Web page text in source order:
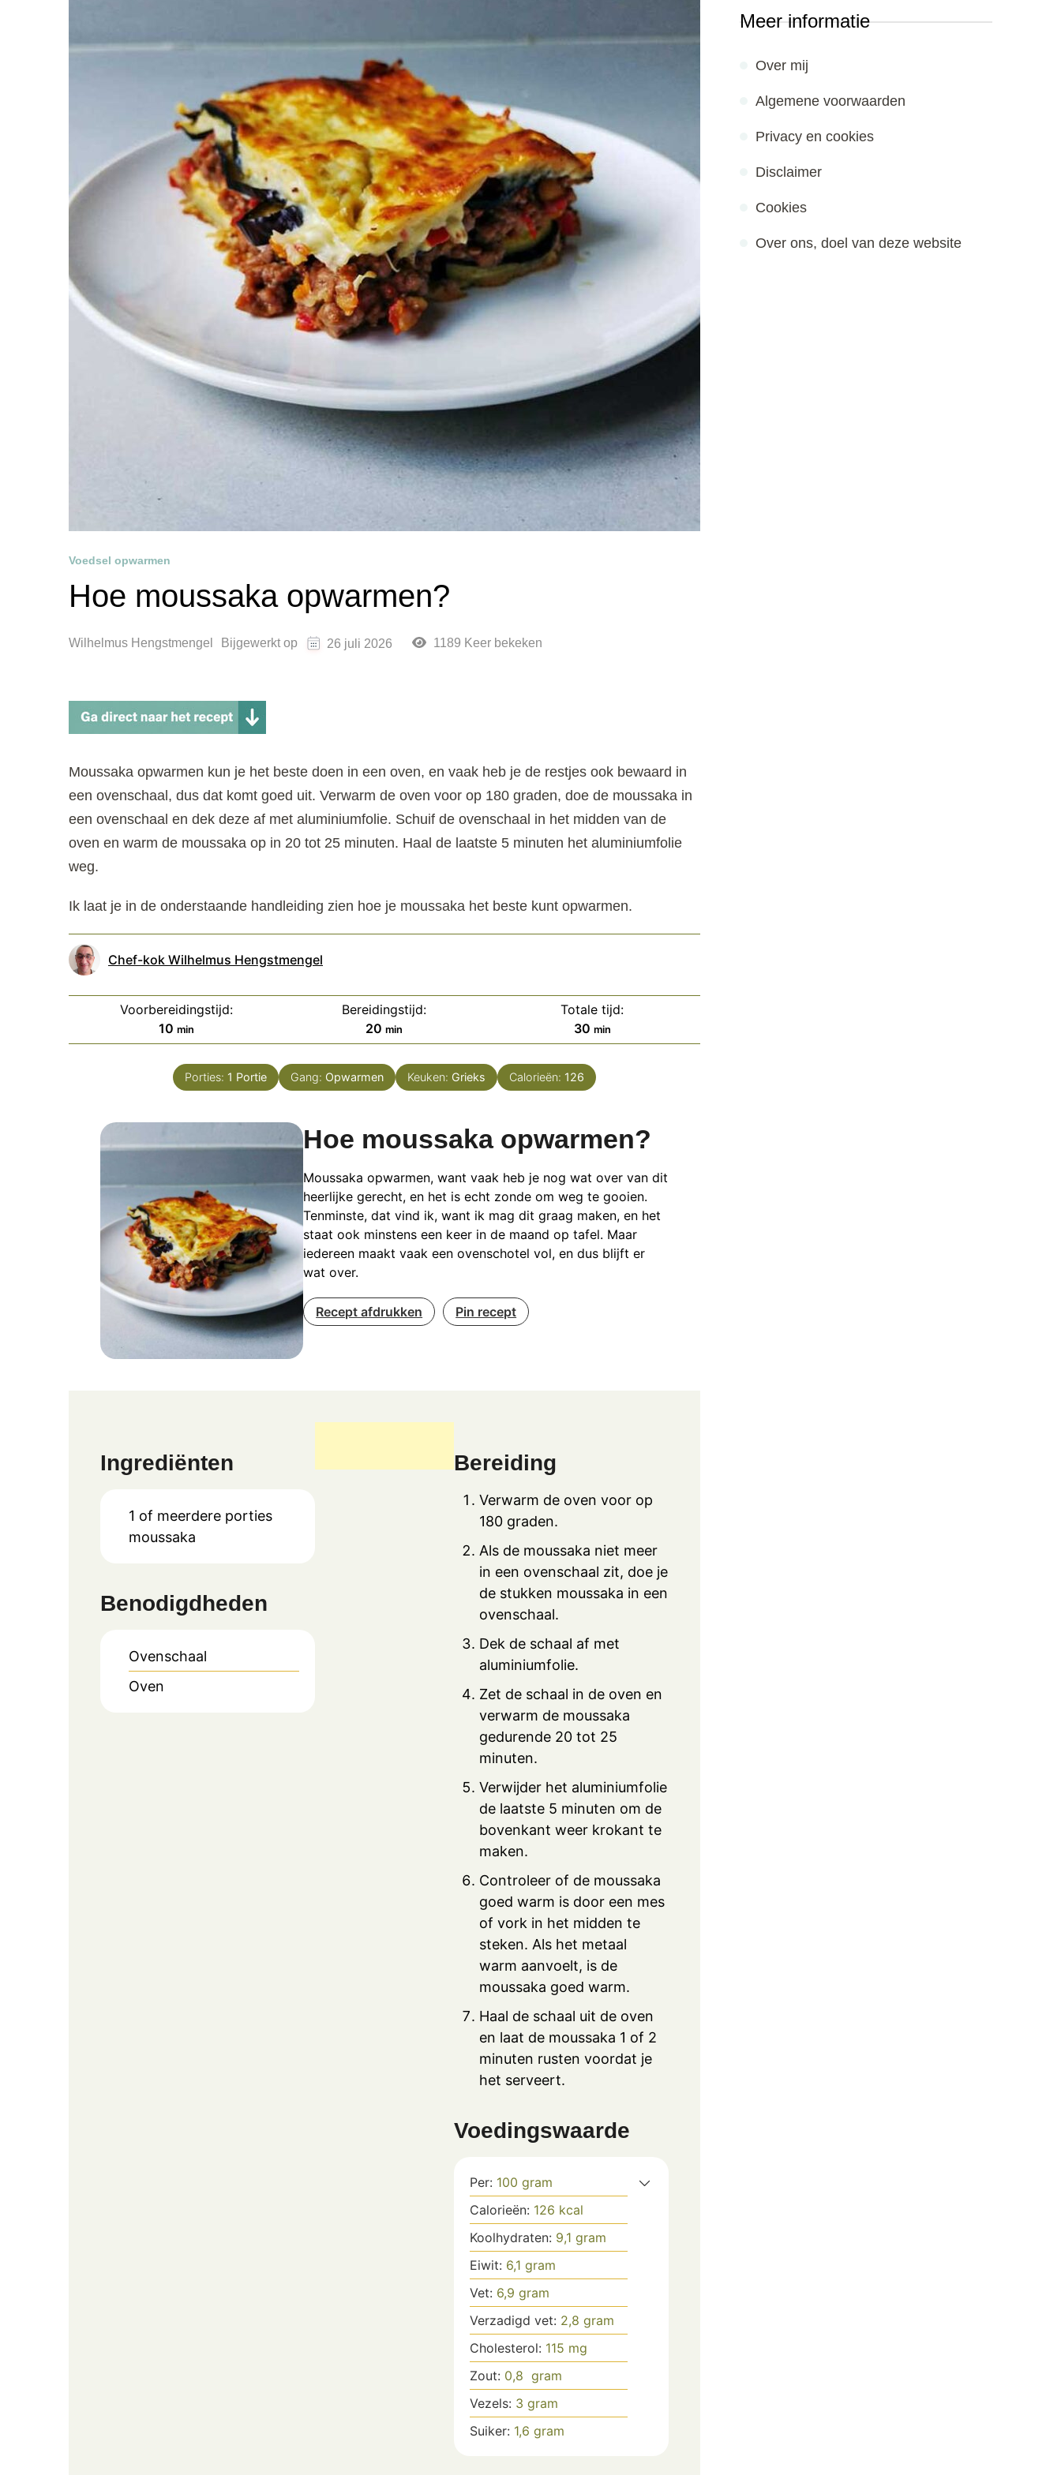
Voedsel opwarmen
Hoe moussaka opwarmen?
Wilhelmus Hengstmengel Bijgewerkt op 26 juli 2026 1189 Keer bekeken
Moussaka opwarmen kun je het beste doen in een oven, en vaak heb je de restjes ook bewaard in
een ovenschaal, dus dat komt goed uit. Verwarm de oven voor op 180 graden, doe de moussaka in
een ovenschaal en dek deze af met aluminiumfolie. Schuif de ovenschaal in het midden van de
oven en warm de moussaka op in 20 tot 25 minuten. Haal de laatste 5 minuten het aluminiumfolie
weg.
Ik laat je in de onderstaande handleiding zien hoe je moussaka het beste kunt opwarmen.
Chef-kok Wilhelmus Hengstmengel
Voorbereidingstijd:
10 minuten
min
Bereidingstijd:
20 minuten
min
Totale tijd:
30minuten
min
Porties: 1 Portie Gang: Opwarmen Keuken: Grieks Calorieën: 126
Hoe moussaka opwarmen?
Moussaka opwarmen, want vaak heb je nog wat over van dit
heerlijke gerecht, en het is echt zonde om weg te gooien.
Tenminste, dat vind ik, want ik mag dit graag maken, en het
staat ook minstens een keer in de maand op tafel. Maar
iedereen maakt vaak een ovenschotel vol, en dus blijft er
wat over.
Recept afdrukken Pin recept
Ingrediënten
1 of meerdere porties
moussaka
Benodigdheden
Ovenschaal
Oven
Bereiding
Verwarm de oven voor op
180 graden.
Als de moussaka niet meer
in een ovenschaal zit, doe je
de stukken moussaka in een
ovenschaal.
Dek de schaal af met
aluminiumfolie.
Zet de schaal in de oven en
verwarm de moussaka
gedurende 20 tot 25
minuten.
Verwijder het aluminiumfolie
de laatste 5 minuten om de
bovenkant weer krokant te
maken.
Controleer of de moussaka
goed warm is door een mes
of vork in het midden te
steken. Als het metaal
warm aanvoelt, is de
moussaka goed warm.
Haal de schaal uit de oven
en laat de moussaka 1 of 2
minuten rusten voordat je
het serveert.
Voedingswaarde
Per: 100 gram
Calorieën: 126 kcal
Koolhydraten: 9,1 gram
Eiwit: 6,1 gram
Vet: 6,9 gram
Verzadigd vet: 2,8 gram
Cholesterol: 115 mg
Zout: 0,8 gram
Vezels: 3 gram
Suiker: 1,6 gram
Meer informatie
Over mij
Algemene voorwaarden
Privacy en cookies
Disclaimer
Cookies
Over ons, doel van deze website